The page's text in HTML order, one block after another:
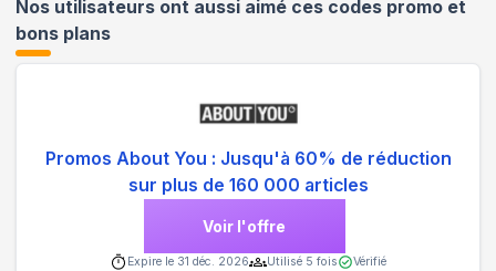
Nos utilisateurs ont aussi aimé ces codes promo et
bons plans
Promos About You : Jusqu'à 60% de réduction
sur plus de 160 000 articles
Voir l'offre
Expire le 31 déc. 2026 Utilisé 5 fois Vérifié